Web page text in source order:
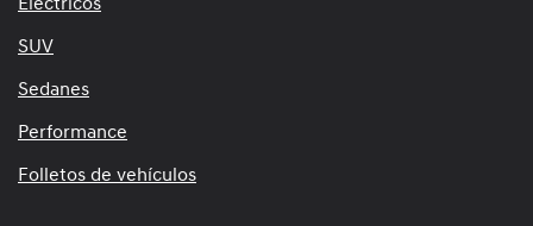
SUV
Sedanes
Performance
Folletos de vehículos